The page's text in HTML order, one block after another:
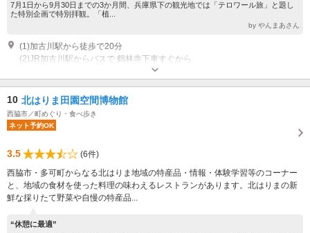
7月1日から9月30日までの3か月間、兵庫県下の観光地では「テロワール旅」と題し
た特別企画で特別拝観。「植...
by やんまあさん
(1)加古川駅から徒歩で20分
(2)JR加古川駅からバスで 鶴林寺下車すぐから
10 北はりま田園空間博物館
西脇市／町めぐり・食べ歩き
ネット予約OK
3.5
(6件)
西脇市・多可町からなる北はりま地域の特産品・情報・体験学習等のコーナー
と、地域の食材を使った料理の味わえるレストランがあります。北はりまの新
鮮な採りたて野菜や自慢の特産品...
“休憩に最適”